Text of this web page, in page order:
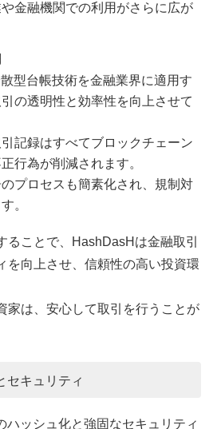
金融機関での利用がさらに広が
型台帳技術を金融業界に適用す
の透明性と効率性を向上させて
記録はすべてブロックチェーン
行為が削減されます。
プロセスも簡素化され、規制対
。
ることで、HashDasHは金融取引
を向上させ、信頼性の高い投資環
家は、安心して取引を行うことが
セキュリティ
ハッシュ化と強固なセキュリティ